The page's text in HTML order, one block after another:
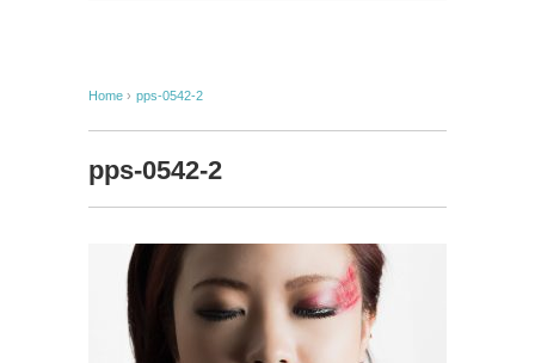
Home › pps-0542-2
pps-0542-2